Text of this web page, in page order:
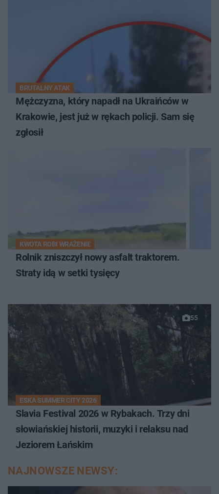
BRUTALNY ATAK
Mężczyzna, który napadł na Ukraińców w
Krakowie, jest już w rękach policji. Sam się
zgłosił
KWOTA ROBI WRAŻENIE
Rolnik zniszczył nowy asfalt traktorem.
Straty idą w setki tysięcy
55
ESKA SUMMER CITY 2026
Slavia Festival 2026 w Rybakach. Trzy dni
słowiańskiej historii, muzyki i relaksu nad
Jeziorem Łańskim
NAJNOWSZE NEWSY: